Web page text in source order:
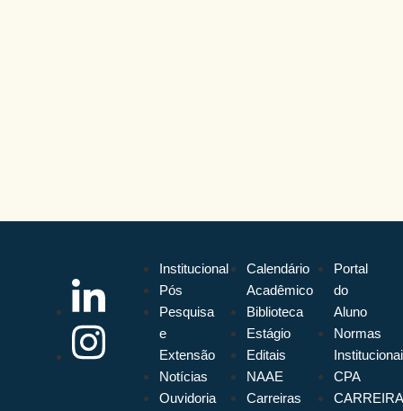
Institucional
Pós
Pesquisa
e
Extensão
Notícias
Ouvidoria
Calendário
Acadêmico
Biblioteca
Estágio
Editais
NAAE
Carreiras
Portal
do
Aluno
Normas
CPA